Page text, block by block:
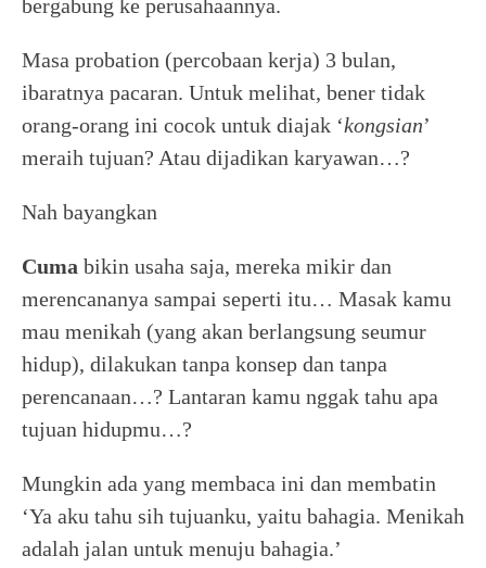
bergabung ke perusahaannya.
Masa probation (percobaan kerja) 3 bulan,
ibaratnya pacaran. Untuk melihat, bener tidak
orang-orang ini cocok untuk diajak ‘kongsian’
meraih tujuan? Atau dijadikan karyawan…?
Nah bayangkan
Cuma bikin usaha saja, mereka mikir dan
merencananya sampai seperti itu… Masak kamu
mau menikah (yang akan berlangsung seumur
hidup), dilakukan tanpa konsep dan tanpa
perencanaan…? Lantaran kamu nggak tahu apa
tujuan hidupmu…?
Mungkin ada yang membaca ini dan membatin
‘Ya aku tahu sih tujuanku, yaitu bahagia. Menikah
adalah jalan untuk menuju bahagia.’